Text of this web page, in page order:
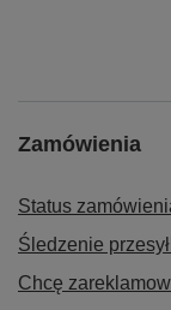
Zamówienia
Status
Śledzenie
Chcę